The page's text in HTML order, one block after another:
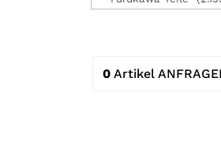
0Artikel